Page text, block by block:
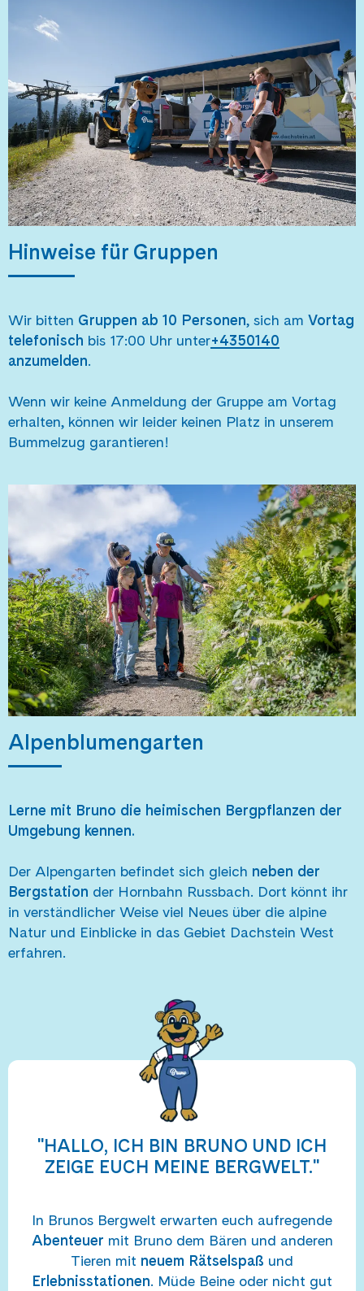
Hinweise für Gruppen
Wir bitten Gruppen ab 10 Personen, sich am Vortag
telefonisch bis 17:00 Uhr unter+4350140
anzumelden.
Wenn wir keine Anmeldung der Gruppe am Vortag
erhalten, können wir leider keinen Platz in unserem
Bummelzug garantieren!
Alpenblumengarten
Lerne mit Bruno die heimischen Bergpflanzen der
Umgebung kennen.
Der Alpengarten befindet sich gleich neben der
Bergstation der Hornbahn Russbach. Dort könnt ihr
in verständlicher Weise viel Neues über die alpine
Natur und Einblicke in das Gebiet Dachstein West
erfahren.
"HALLO, ICH BIN BRUNO UND ICH
ZEIGE EUCH MEINE BERGWELT."
In Brunos Bergwelt erwarten euch aufregende
Abenteuer mit Bruno dem Bären und anderen
Tieren mit neuem Rätselspaß und
Erlebnisstationen. Müde Beine oder nicht gut